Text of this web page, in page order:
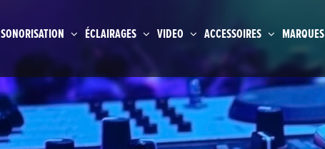
SONORISATION ÉCLAIRAGES VIDEO ACCESSOIRES MARQUES